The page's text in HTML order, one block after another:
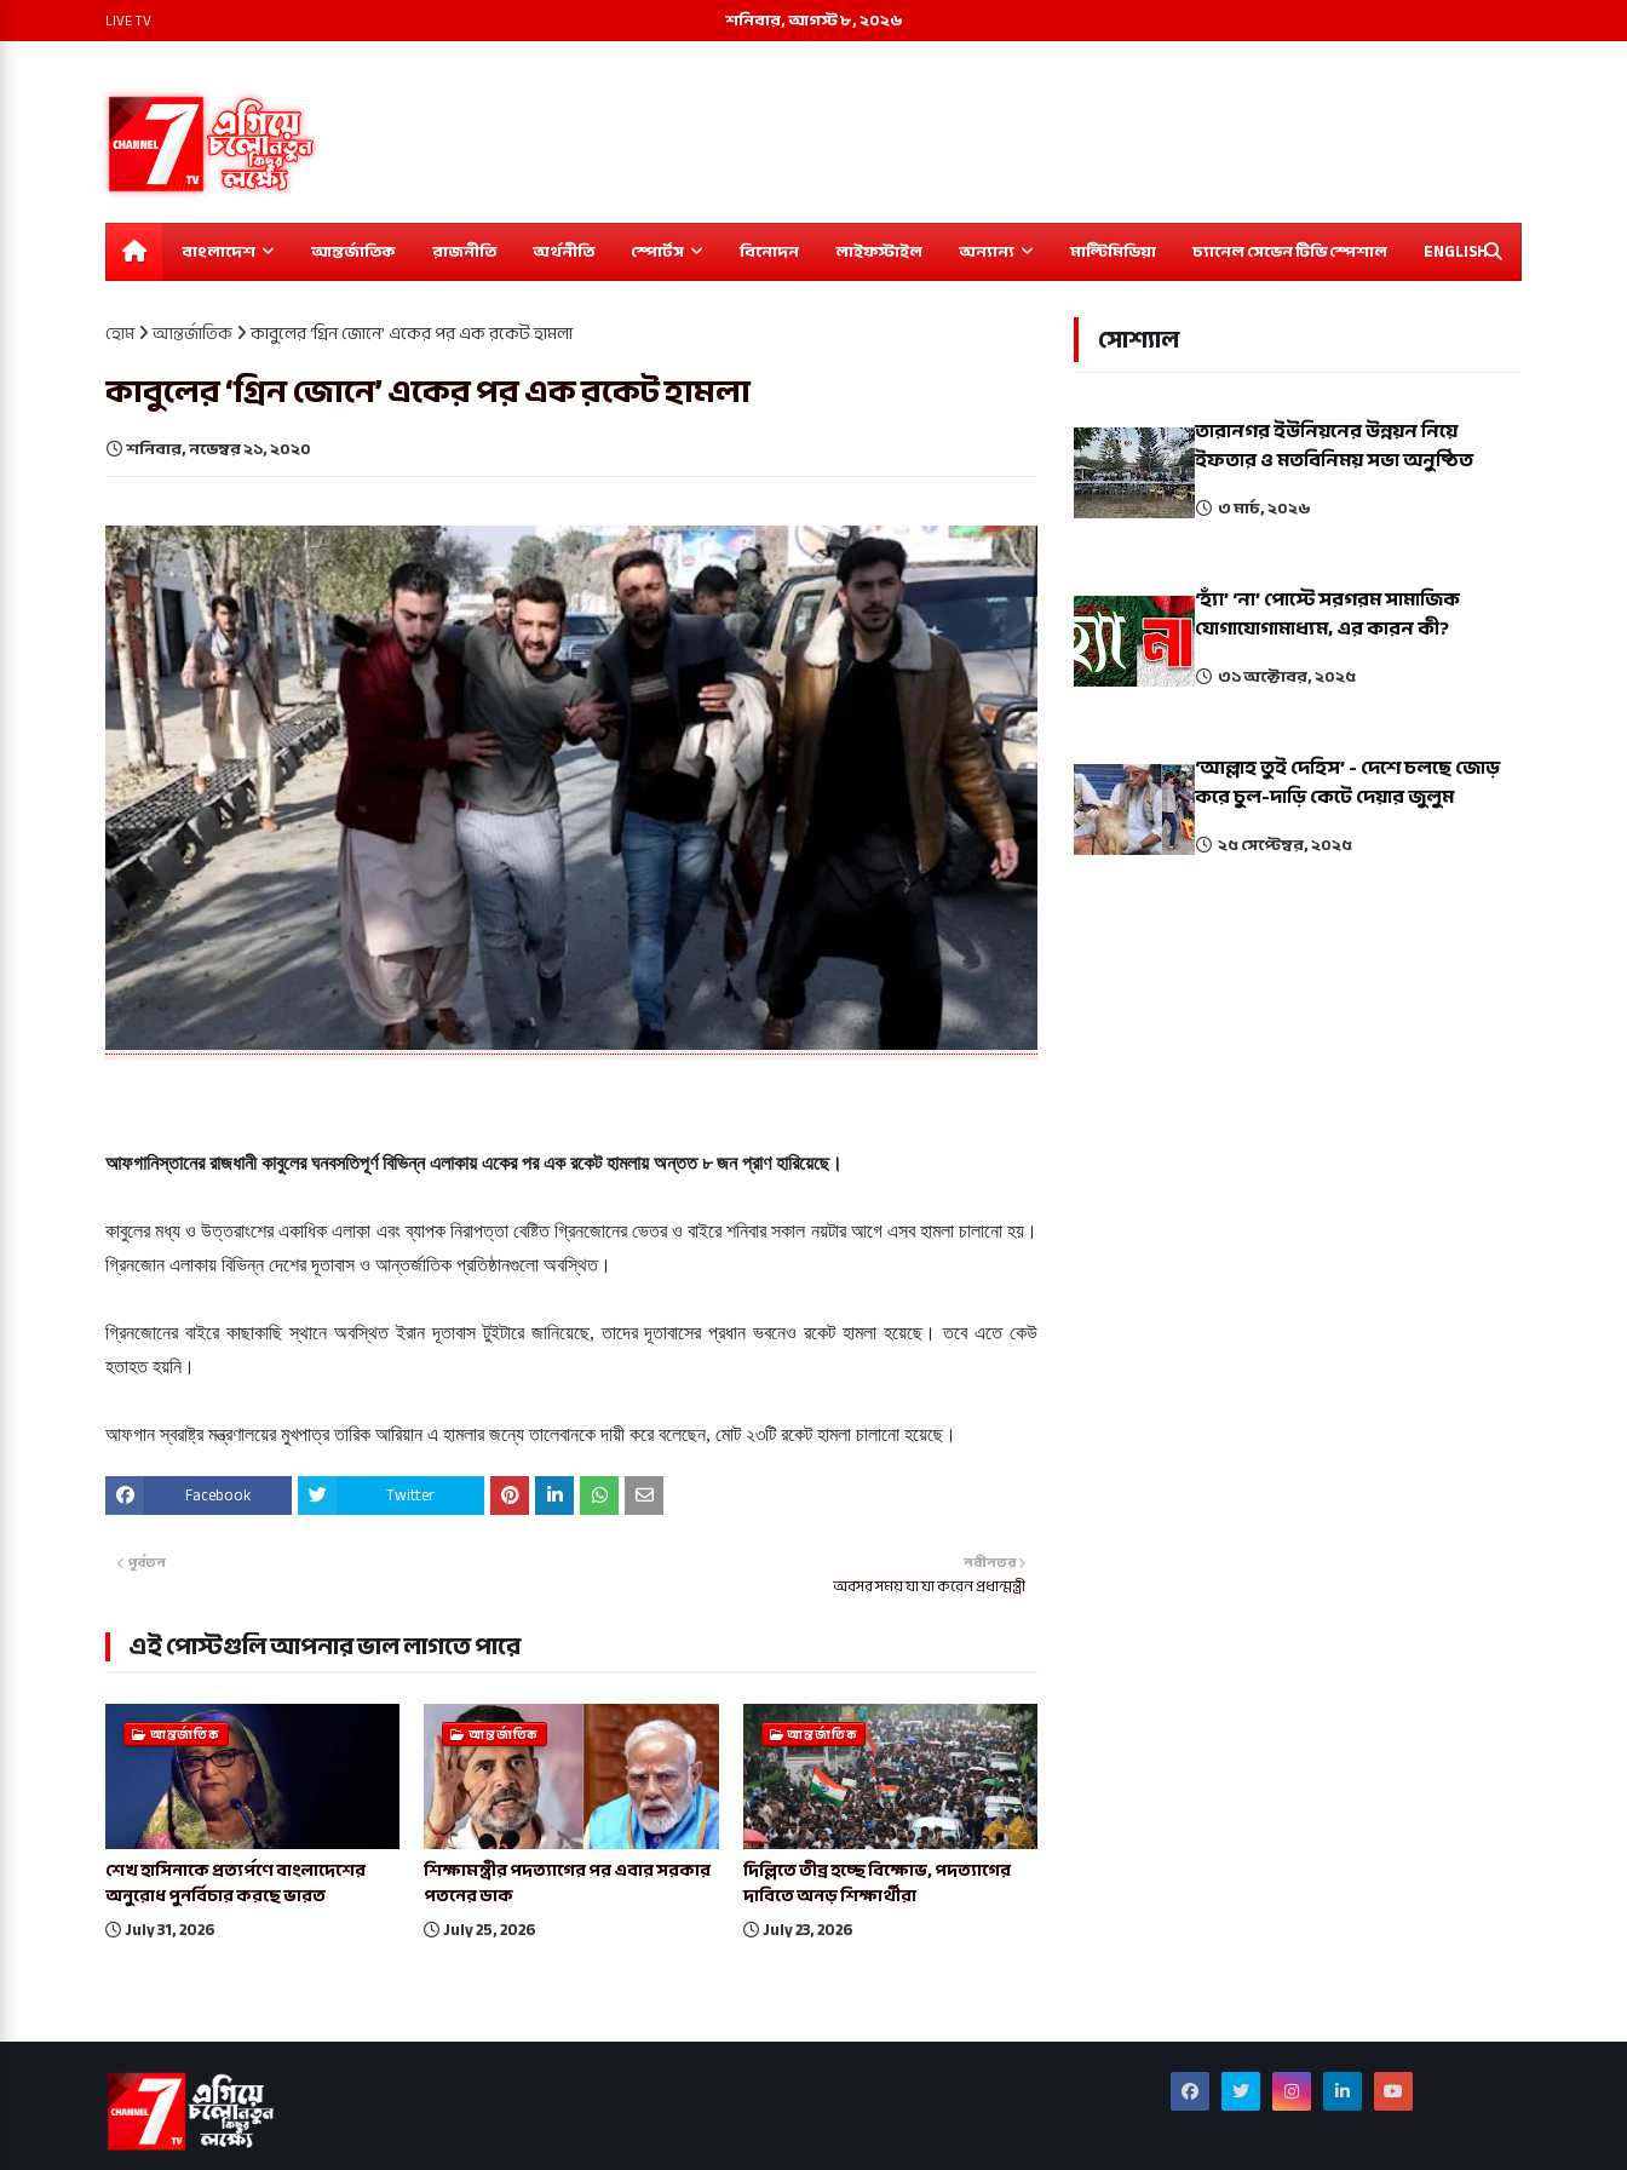
শনিবার, আগস্ট ৮, ২০২৬
LIVE TV
বাংলাদেশ আন্তর্জাতিক রাজনীতি অর্থনীতি স্পোর্টস বিনোদন লাইফস্টাইল অন্যান্য মাল্টিমিডিয়া চ্যানেল সেভেন টিভি স্পেশাল ENGLISH
হোম আন্তর্জাতিক কাবুলের ‘গ্রিন জোনে’ একের পর এক রকেট হামলা
কাবুলের ‘গ্রিন জোনে’ একের পর এক রকেট হামলা
শনিবার, নভেম্বর ২১, ২০২০
আফগানিস্তানের রাজধানী কাবুলের ঘনবসতিপূর্ণ বিভিন্ন এলাকায় একের পর এক রকেট হামলায় অন্তত ৮ জন প্রাণ হারিয়েছে।
কাবুলের মধ্য ও উত্তরাংশের একাধিক এলাকা এবং ব্যাপক নিরাপত্তা বেষ্টিত গ্রিনজোনের ভেতর ও বাইরে শনিবার সকাল নয়টার আগে এসব হামলা চালানো হয়।
গ্রিনজোন এলাকায় বিভিন্ন দেশের দূতাবাস ও আন্তর্জাতিক প্রতিষ্ঠানগুলো অবস্থিত।
গ্রিনজোনের বাইরে কাছাকাছি স্থানে অবস্থিত ইরান দূতাবাস টুইটারে জানিয়েছে, তাদের দূতাবাসের প্রধান ভবনেও রকেট হামলা হয়েছে। তবে এতে কেউ
হতাহত হয়নি।
আফগান স্বরাষ্ট্র মন্ত্রণালয়ের মুখপাত্র তারিক আরিয়ান এ হামলার জন্যে তালেবানকে দায়ী করে বলেছেন, মোট ২৩টি রকেট হামলা চালানো হয়েছে।
Facebook Twitter
নবীনতর
অবসর সময় যা যা করেন প্রধান্মন্ত্রী
পূর্বতন
এই পোস্টগুলি আপনার ভাল লাগতে পারে
আন্তর্জাতিক
শেখ হাসিনাকে প্রত্যর্পণে বাংলাদেশের
অনুরোধ পুনর্বিচার করছে ভারত
July 31, 2026
আন্তর্জাতিক
শিক্ষামন্ত্রীর পদত্যাগের পর এবার সরকার
পতনের ডাক
July 25, 2026
আন্তর্জাতিক
দিল্লিতে তীব্র হচ্ছে বিক্ষোভ, পদত্যাগের
দাবিতে অনড় শিক্ষার্থীরা
July 23, 2026
সোশ্যাল
তারানগর ইউনিয়নের উন্নয়ন নিয়ে
ইফতার ও মতবিনিময় সভা অনুষ্ঠিত
৩ মার্চ, ২০২৬
‘হ্যাঁ’ ‘না’ পোস্টে সরগরম সামাজিক
যোগাযোগামাধ্যম, এর কারন কী?
৩১ অক্টোবর, ২০২৫
‘আল্লাহ তুই দেহিস’ - দেশে চলছে জোড়
করে চুল-দাড়ি কেটে দেয়ার জুলুম
২৫ সেপ্টেম্বর, ২০২৫